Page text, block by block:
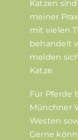
Katzen
meiner
mit vielen
behandelt
melden
Katze.
Für Pferde
Münchner
Westen
Gerne